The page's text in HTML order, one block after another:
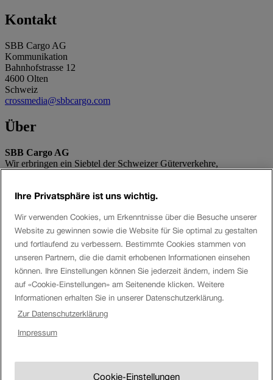
Kontakt
SBB Cargo AG
Kommunikation
Bahnhofstrasse 12
4600 Olten
Schweiz
crossmedia@sbbcargo.com
Über
SBB Cargo AG
Wir erbringen ein Siebtel der Schweizer Güterverkehre,
Umwelt jährlich um 432 000 Tonnen CO2.
Social Media
Twitter
Facebook
Youtube
Instagram
LinkedIn
Tags
Ihre Privatsphäre ist uns wichtig.
Wir verwenden Cookies, um Erkenntnisse über die Besuche unserer
Website zu gewinnen sowie die Website für Sie optimal zu gestalten
und fortlaufend zu verbessern. Bestimmte Cookies stammen von
unseren Partnern, die die damit erhobenen Informationen einsehen
können. Ihre Einstellungen können Sie jederzeit ändern, indem Sie
auf «Cookie-Einstellungen» am Seitenende klicken. Weitere
Informationen erhalten Sie in unserer Datenschutzerklärung.
Zur Datenschutzerklärung
Impressum
Cookie-Einstellungen